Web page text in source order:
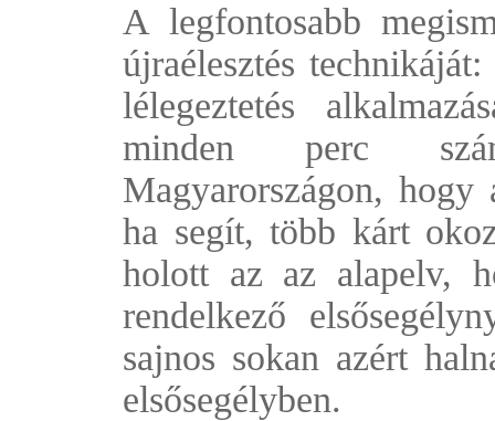
A legfontosabb
újraélesztés
lélegeztetés
minden perc
Magyarországon,
ha segít, több kárt
holott az az alapelv,
rendelkező
sajnos sokan azért
elsősegélyben.